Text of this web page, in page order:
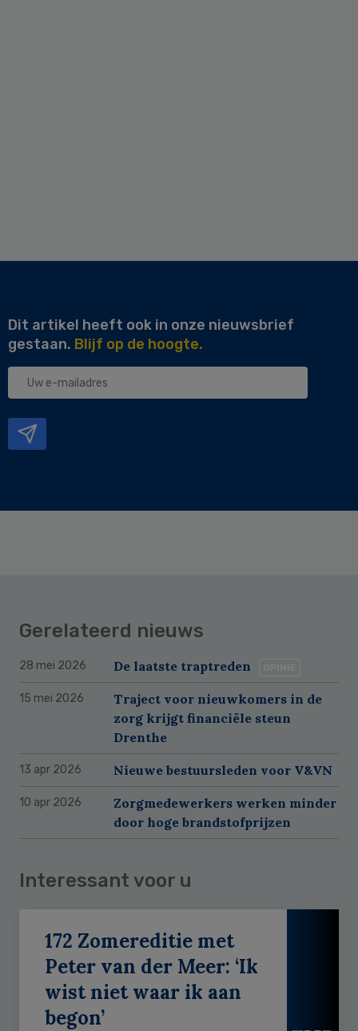
Dit artikel heeft ook in onze nieuwsbrief
gestaan. Blijf op de hoogte.
Uw
Gerelateerd nieuws
28 mei 2026 De laatste traptreden
15 mei 2026
Traject voor nieuwkomers in de
zorg krijgt financiële steun
Drenthe
13 apr 2026 Nieuwe bestuursleden voor V&VN
10 apr 2026
Zorgmedewerkers werken minder
door hoge brandstofprijzen
Interessant voor u
172 Zomereditie met
Peter van der Meer: ‘Ik
wist niet waar ik aan
begon’